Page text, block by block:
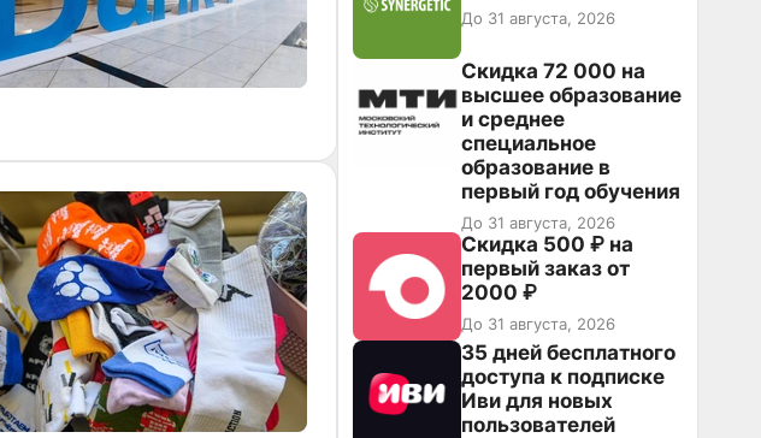
До 31 августа, 2026
Скидка 72 000 на
высшее образование
и среднее
специальное
образование в
первый год обучения
До 31 августа, 2026
Скидка 500 ₽ на
первый заказ от
2000 ₽
До 31 августа, 2026
35 дней бесплатного
доступа к подписке
Иви для новых
пользователей